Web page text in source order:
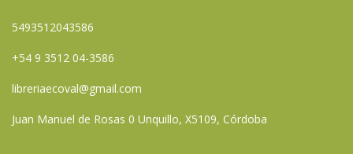
5493512043586
+54 9 3512 04-3586
libreriaecoval@gmail.com
Juan Manuel de Rosas 0 Unquillo, X5109, Córdoba